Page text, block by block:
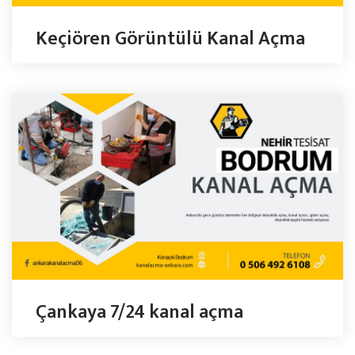
Keçiören Görüntülü Kanal Açma
Çankaya 7/24 kanal açma